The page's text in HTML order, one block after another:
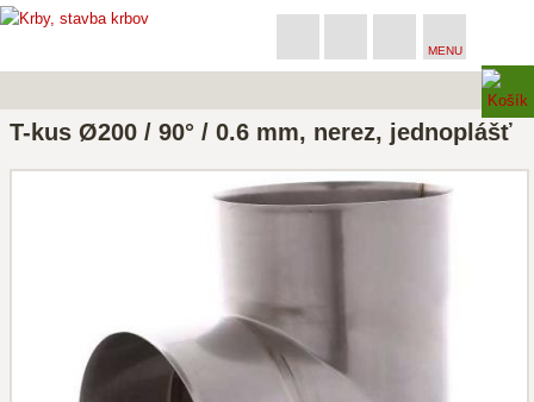
MENU
T-kus Ø200 / 90° / 0.6 mm, nerez, jednoplášť